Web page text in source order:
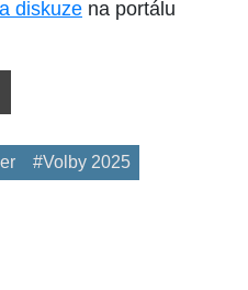
diskuze na portálu
#Volby 2025